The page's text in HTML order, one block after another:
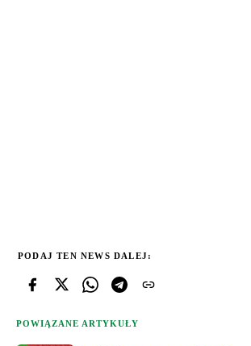
PODAJ TEN NEWS DALEJ:
POWIĄZANE ARTYKUŁY